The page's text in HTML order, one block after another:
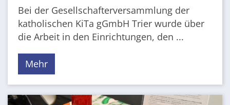
Bei der Gesellschafterversammlung der
katholischen KiTa gGmbH Trier wurde über
die Arbeit in den Einrichtungen, den ...
Mehr